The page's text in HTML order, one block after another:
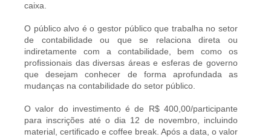
caixa.
O público alvo é o gestor público que trabalha no setor
de contabilidade ou que se relaciona direta ou
indiretamente com a contabilidade, bem como os
profissionais das diversas áreas e esferas de governo
que desejam conhecer de forma aprofundada as
mudanças na contabilidade do setor público.
O valor do investimento é de R$ 400,00/participante
para inscrições até o dia 12 de novembro, incluindo
material, certificado e coffee break. Após a data, o valor